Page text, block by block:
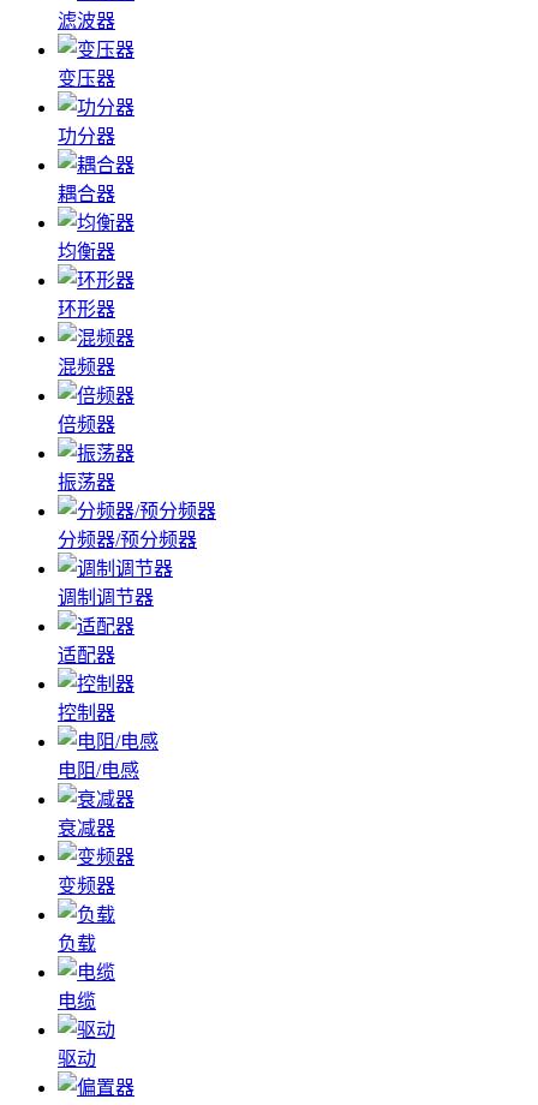
滤波器
变压器
功分器
耦合器
均衡器
环形器
混频器
倍频器
振荡器
分频器/预分频器
调制调节器
适配器
控制器
电阻/电感
衰减器
变频器
负载
电缆
驱动